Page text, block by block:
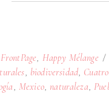
FrontPage Happy Mélange
biodiversidad Cuatro
Mexico, naturaleza